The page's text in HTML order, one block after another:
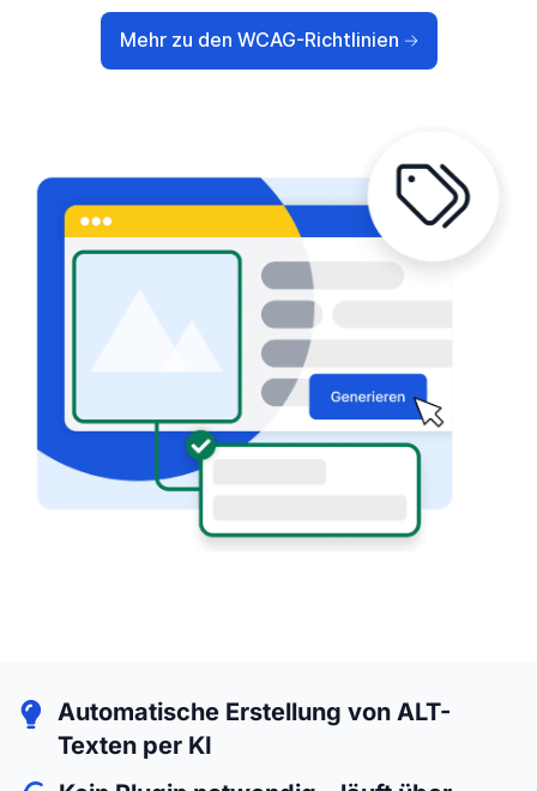
Mehr zu den WCAG-Richtlinien
Automatische Erstellung von ALT-
Texten per KI